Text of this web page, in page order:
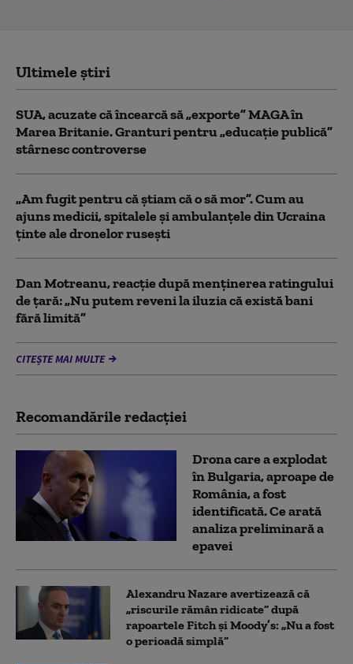
Ultimele știri
SUA, acuzate că încearcă să „exporte” MAGA în
Marea Britanie. Granturi pentru „educație publică”
stârnesc controverse
„Am fugit pentru că știam că o să mor”. Cum au
ajuns medicii, spitalele și ambulanțele din Ucraina
ținte ale dronelor rusești
Dan Motreanu, reacție după menținerea ratingului
de țară: „Nu putem reveni la iluzia că există bani
fără limită”
CITEȘTE MAI MULTE
Recomandările redacţiei
Drona care a explodat
în Bulgaria, aproape de
România, a fost
identificată. Ce arată
analiza preliminară a
epavei
Alexandru Nazare avertizează că
„riscurile rămân ridicate” după
rapoartele Fitch și Moody’s: „Nu a fost
o perioadă simplă”